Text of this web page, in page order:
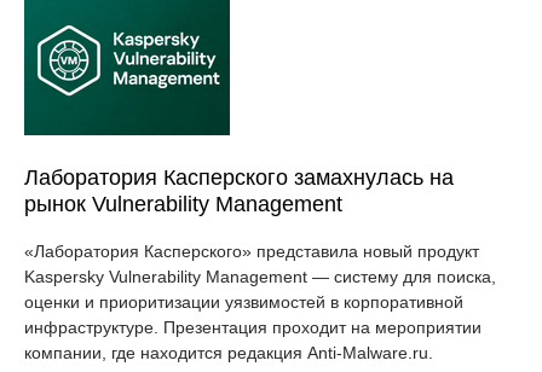
Лаборатория Касперского замахнулась на
рынок Vulnerability Management
«Лаборатория Касперского» представила новый продукт
Kaspersky Vulnerability Management — систему для поиска,
оценки и приоритизации уязвимостей в корпоративной
инфраструктуре. Презентация проходит на мероприятии
компании, где находится редакция Anti-Malware.ru.